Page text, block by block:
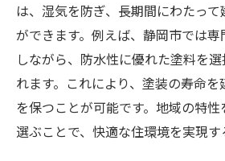
静岡市での塗装に必要
地域特性を考慮した塗
静岡市での塗装を長持
塗装の知恵を学ぶための
静岡市でセルフ塗装を始め
は、湿気を防ぎ、長期間にわたっ
ができます。例えば、静岡市では
しながら、防水性に優れた塗料を
れます。これにより、塗装の寿命
を保つことが可能です。地域の特
選ぶことで、快適な住環境を実現す